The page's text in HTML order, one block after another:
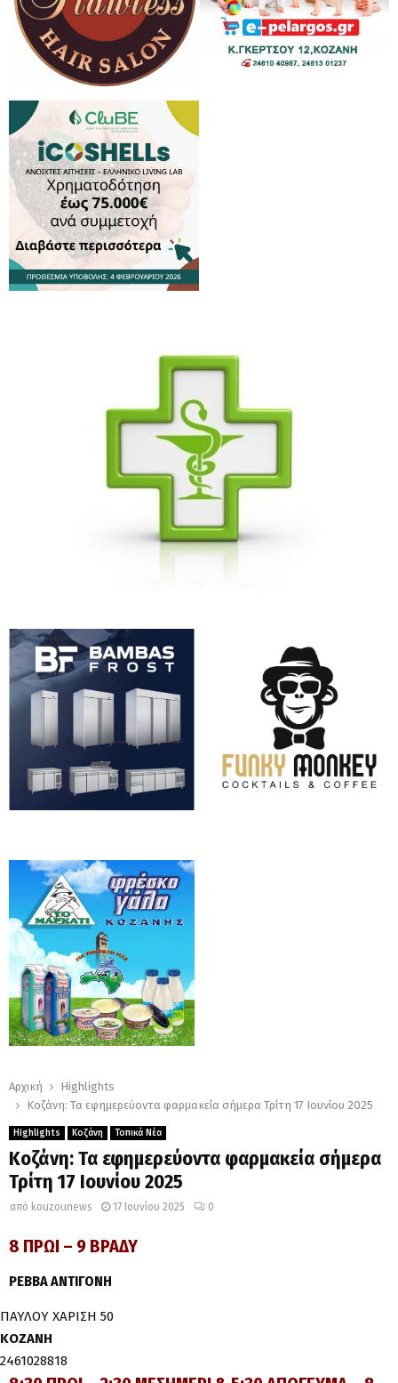
Αρχική
Highlights
Κοζάνη: Τα εφημερεύοντα φαρμακεία σήμερα Τρίτη 17 Ιουνίου 2025
Highlights Κοζάνη Τοπικά Νέα
Κοζάνη: Τα εφημερεύοντα φαρμακεία σήμερα
Τρίτη 17 Ιουνίου 2025
από kouzounews 17 Ιουνίου 2025 0
8 ΠΡΩΙ – 9 ΒΡΑΔΥ
ΡΕΒΒΑ ΑΝΤΙΓΟΝΗ
ΠΑΥΛΟΥ ΧΑΡΙΣΗ 50
ΚΟΖΑΝΗ
2461028818